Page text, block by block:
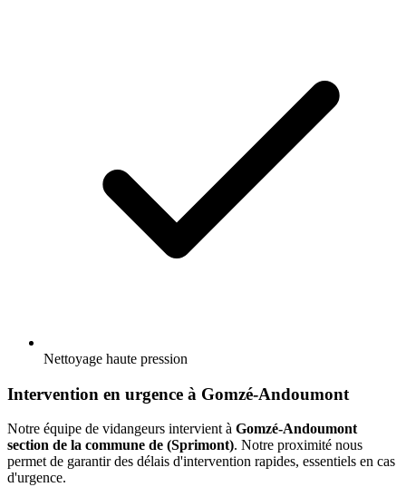
Nettoyage haute pression
Intervention en urgence à Gomzé-Andoumont
Notre équipe de vidangeurs intervient à Gomzé-Andoumont
section de la commune de (Sprimont). Notre proximité nous
permet de garantir des délais d'intervention rapides, essentiels en cas
d'urgence.